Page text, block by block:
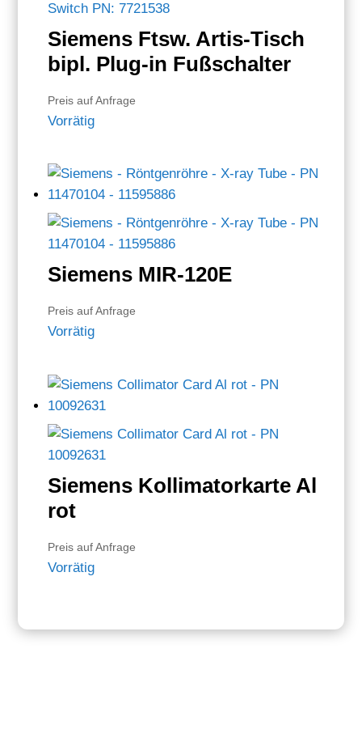
Siemens Ftsw. Artis-Tisch
bipl. Plug-in Fußschalter
Preis auf Anfrage
Vorrätig
Siemens MIR-120E
Preis auf Anfrage
Vorrätig
Siemens Kollimatorkarte Al
rot
Preis auf Anfrage
Vorrätig